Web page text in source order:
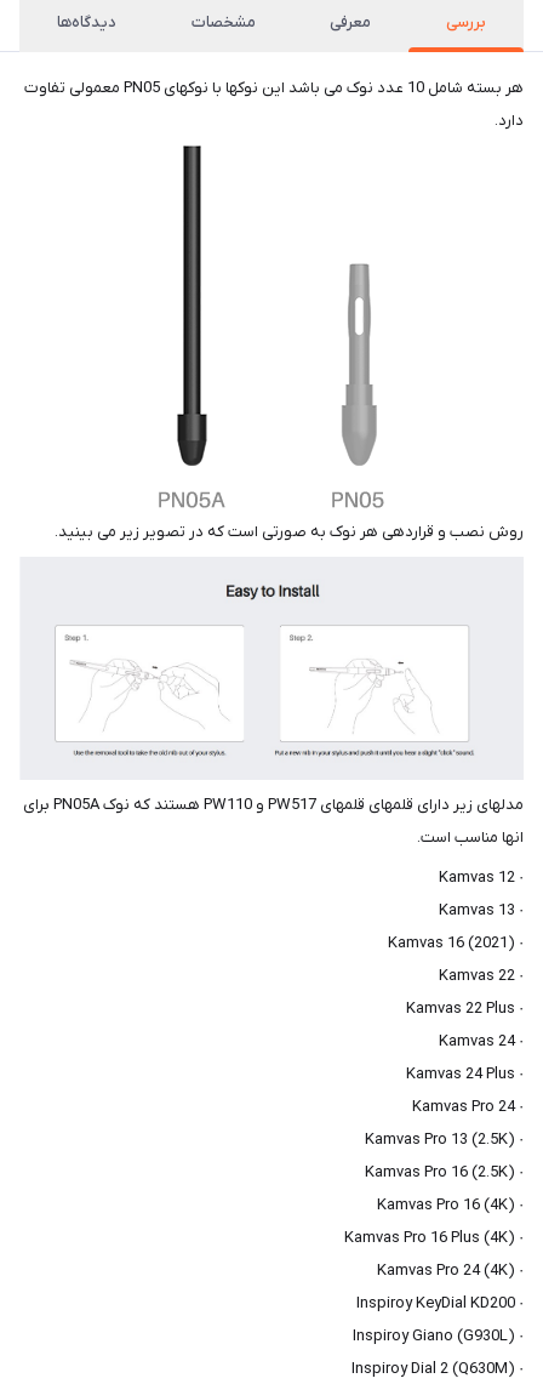
بررسی معرفی مشخصات دیدگاه‌ها
هر بسته شامل 10 عدد نوک می باشد این نوکها با نوکهای PN05 معمولی تفاوت
دارد.
روش نصب و قراردهی هر نوک به صورتی است که در تصویر زیر می بینید.
مدلهای زیر دارای قلمهای قلمهای PW517 و PW110 هستند که نوک PN05A برای
انها مناسب است.
· Kamvas 12
· Kamvas 13
· Kamvas 16 (2021)
· Kamvas 22
· Kamvas 22 Plus
· Kamvas 24
· Kamvas 24 Plus
· Kamvas Pro 24
· Kamvas Pro 13 (2.5K)
· Kamvas Pro 16 (2.5K)
· Kamvas Pro 16 (4K)
· Kamvas Pro 16 Plus (4K)
· Kamvas Pro 24 (4K)
· Inspiroy KeyDial KD200
· Inspiroy Giano (G930L)
· Inspiroy Dial 2 (Q630M)